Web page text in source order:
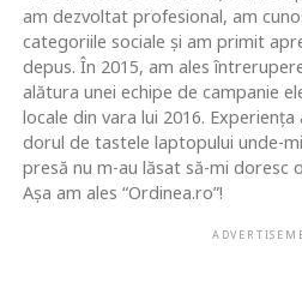
am dezvoltat profesional, am
categoriile sociale și am primit
depus. În 2015, am ales
alătura unei echipe de campanie
locale din vara lui 2016.
dorul de tastele laptopului unde-
presă nu m-au lăsat să-mi doresc
Așa am ales “Ordinea.ro”!